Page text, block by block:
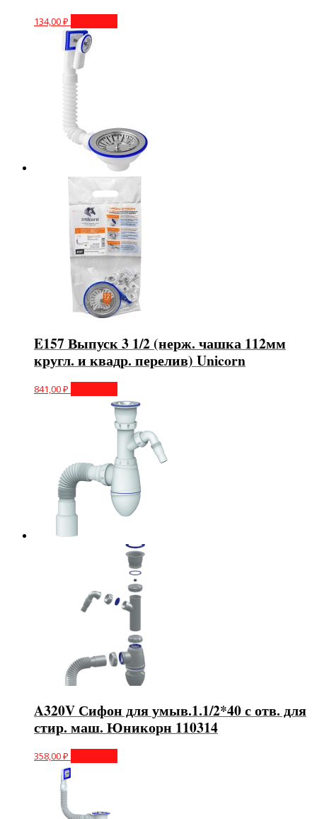
134,00₽
E157 Выпуск 3 1/2 (нерж. чашка 112мм
кругл. и квадр. перелив) Unicorn
841,00₽
A320V Сифон для умыв.1.1/2*40 с отв. для
стир. маш. Юникорн 110314
358,00₽